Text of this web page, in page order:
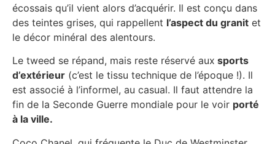
écossais qu’il vient alors d’acquérir. Il est conçu dans
des teintes grises, qui rappellent l’aspect du granit et
le décor minéral des alentours.
Le tweed se répand, mais reste réservé aux sports
d’extérieur (c’est le tissu technique de l’époque !). Il
est associé à l’informel, au casual. Il faut attendre la
fin de la Seconde Guerre mondiale pour le voir porté
à la ville.